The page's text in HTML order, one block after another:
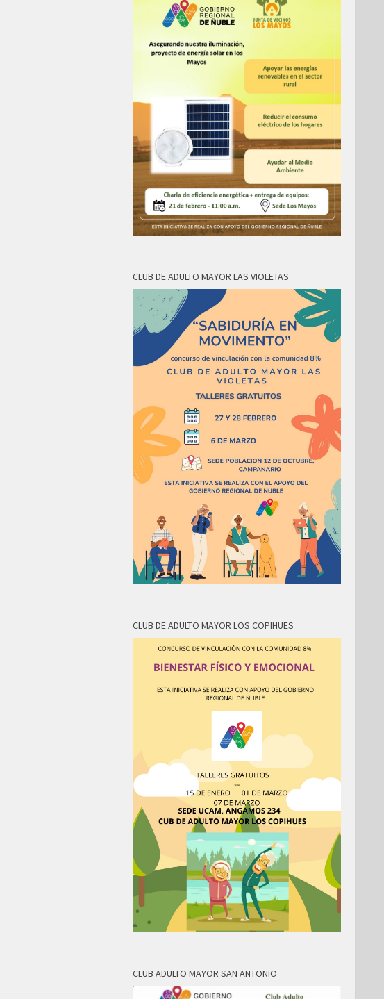
CLUB DE ADULTO MAYOR LAS VIOLETAS
CLUB DE ADULTO MAYOR LOS COPIHUES
CLUB ADULTO MAYOR SAN ANTONIO